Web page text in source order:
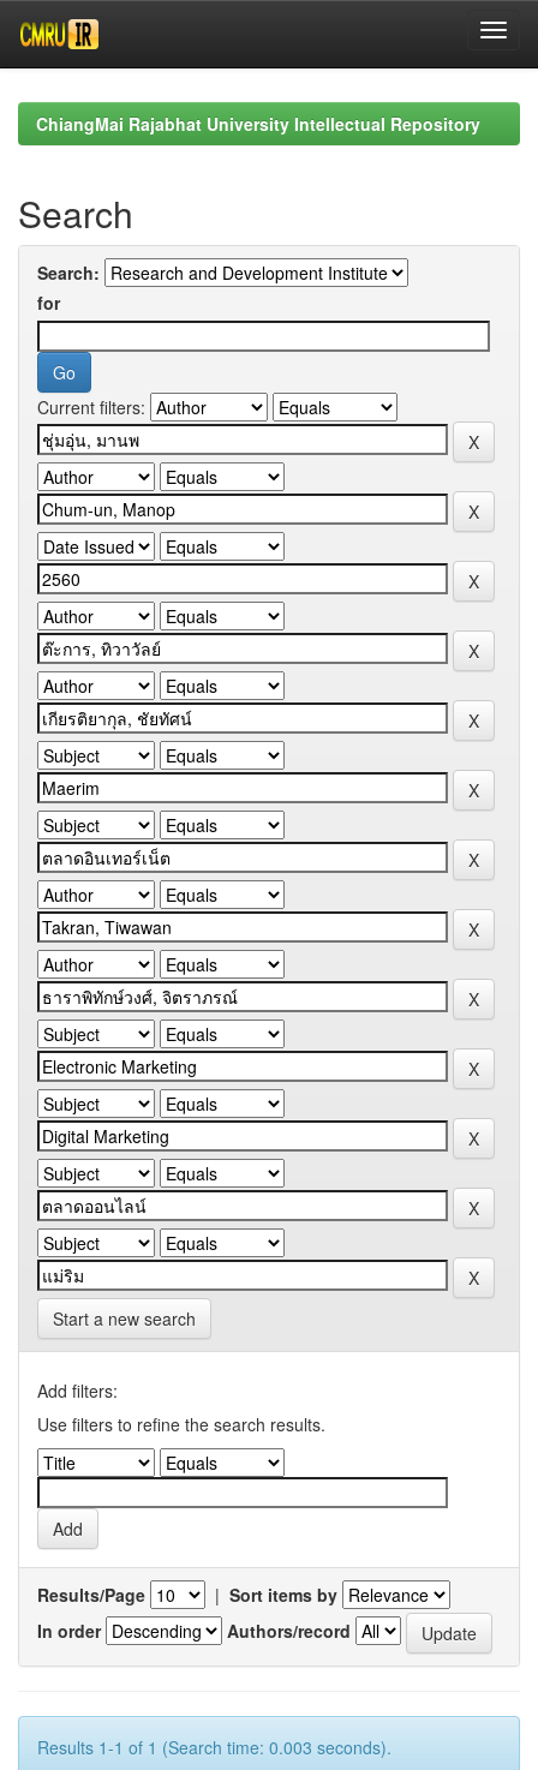
navigationChiangMai Rajabhat University Intellectual Repository
Search
Search:
for
Current filters:
Start a new search
Add filters:
Use filters to refine the search results.
Results/Page | Sort items by
In order
Authors/record
Results 1-1 of 1 (Search time: 0.003 seconds).